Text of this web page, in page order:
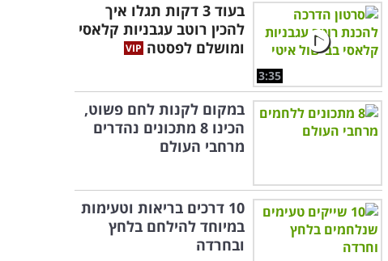
3:35
בעוד 3 דקות תגלו איך
להכין רוטב עגבניות קלאסי
ומושלם לפסטה
במקום לקנות לחם פשוט,
הכינו 8 מתכונים נהדרים
מרחבי העולם
10 דרכים בריאות וטעימות
במיוחד להילחם בלחץ
ובחרדה